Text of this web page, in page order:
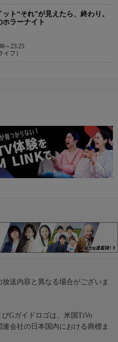
ト“それ”が見えたら、終わり。
ラーナイト
～23:25
フ）
送内容と異なる場合がございま
Gガイドロゴは、米国TiVo
会社の日本国内における商標ま